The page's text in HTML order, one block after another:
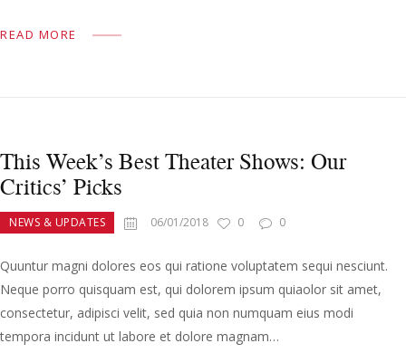
READ MORE
This Week’s Best Theater Shows: Our
Critics’ Picks
NEWS & UPDATES 06/01/2018 0 0
Quuntur magni dolores eos qui ratione voluptatem sequi nesciunt.
Neque porro quisquam est, qui dolorem ipsum quiaolor sit amet,
consectetur, adipisci velit, sed quia non numquam eius modi
tempora incidunt ut labore et dolore magnam…